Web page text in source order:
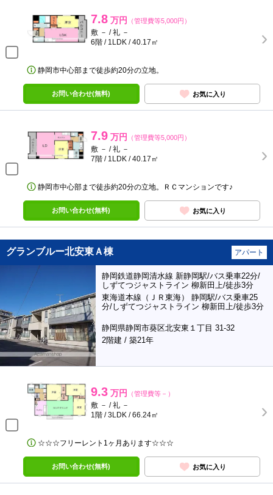
7.8 万円 （管理費等5,000円）
敷 － / 礼 －
6階 / 1LDK / 40.17㎡
静岡市中心部まで徒歩約20分の立地。
お問い合わせ(無料) お気に入り
7.9 万円 （管理費等5,000円）
敷 － / 礼 －
7階 / 1LDK / 40.17㎡
静岡市中心部まで徒歩約20分の立地。ＲＣマンションです♪
お問い合わせ(無料) お気に入り
グランブルー北安東Ａ棟 アパート
静岡鉄道静岡清水線 新静岡駅/バス乗車22分/
しずてつジャストライン 柳新田上/徒歩3分
東海道本線（ＪＲ東海） 静岡駅/バス乗車25
分/しずてつジャストライン 柳新田上/徒歩3分
静岡県静岡市葵区北安東１丁目 31-32
2階建 / 築21年
9.3 万円 （管理費等－）
敷 － / 礼 －
1階 / 3LDK / 66.24㎡
☆☆☆フリーレント1ヶ月あります☆☆☆
お問い合わせ(無料) お気に入り